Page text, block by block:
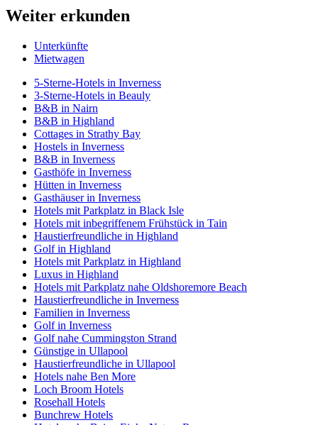
Weiter erkunden
Unterkünfte
Mietwagen
5-Sterne-Hotels in Inverness
3-Sterne-Hotels in Beauly
B&B in Nairn
B&B in Highland
Cottages in Strathy Bay
Hostels in Inverness
B&B in Inverness
Gasthöfe in Inverness
Hütten in Inverness
Gasthäuser in Inverness
Hotels mit Parkplatz in Black Isle
Hotels mit inbegriffenem Frühstück in Tain
Haustierfreundliche in Highland
Golf in Highland
Hotels mit Parkplatz in Highland
Luxus in Highland
Hotels mit Parkplatz nahe Oldshoremore Beach
Haustierfreundliche in Inverness
Familien in Inverness
Golf in Inverness
Golf nahe Cummingston Strand
Günstige in Ullapool
Haustierfreundliche in Ullapool
Hotels nahe Ben More
Loch Broom Hotels
Rosehall Hotels
Bunchrew Hotels